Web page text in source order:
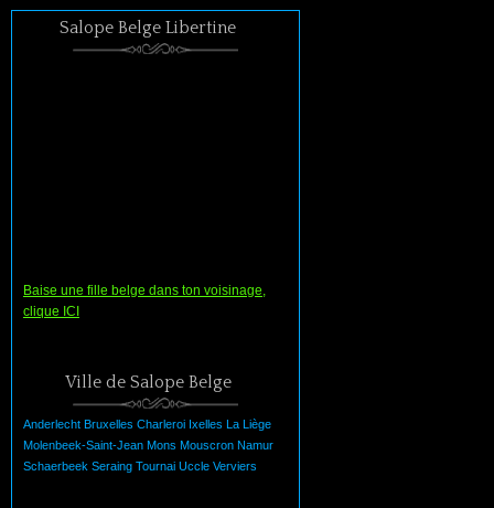
Salope Belge Libertine
Baise une fille belge dans ton voisinage,
clique ICI
Ville de Salope Belge
Anderlecht Bruxelles Charleroi Ixelles La Liège
Molenbeek-Saint-Jean Mons Mouscron Namur
Schaerbeek Seraing Tournai Uccle Verviers